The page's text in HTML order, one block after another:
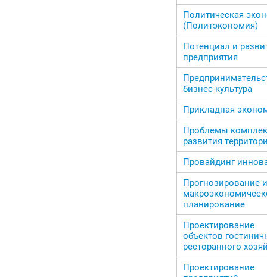
Политическая
(Политэкономия)
Потенциал и
предприятия
бизнес-культура
Прикладная
Проблемы
развития
Провайдинг
Прогнозирование и
планирование
Проектирование
объектов
ресторанного
Проектирование